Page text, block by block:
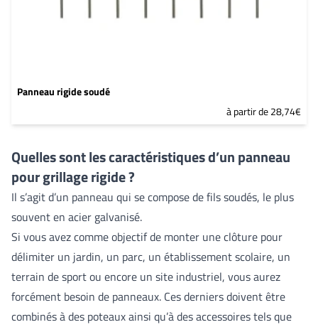
Panneau rigide soudé
à partir de 28,74€
Quelles sont les caractéristiques d’un panneau
pour grillage rigide ?
Il s’agit d’un panneau qui se compose de fils soudés, le plus
souvent en acier galvanisé.
Si vous avez comme objectif de monter une clôture pour
délimiter un jardin, un parc, un établissement scolaire, un
terrain de sport ou encore un site industriel, vous aurez
forcément besoin de panneaux. Ces derniers doivent être
combinés à des poteaux ainsi qu’à des accessoires tels que